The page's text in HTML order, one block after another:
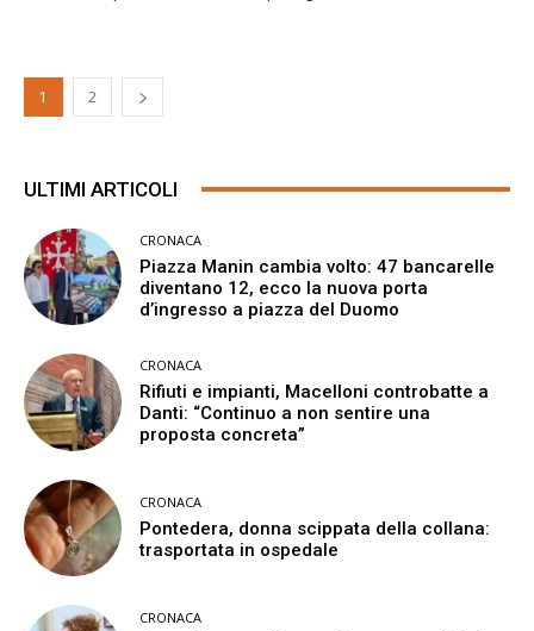
1 2
ULTIMI ARTICOLI
CRONACA
Piazza Manin cambia volto: 47 bancarelle
diventano 12, ecco la nuova porta
d’ingresso a piazza del Duomo
CRONACA
Rifiuti e impianti, Macelloni controbatte a
Danti: “Continuo a non sentire una
proposta concreta”
CRONACA
Pontedera, donna scippata della collana:
trasportata in ospedale
CRONACA